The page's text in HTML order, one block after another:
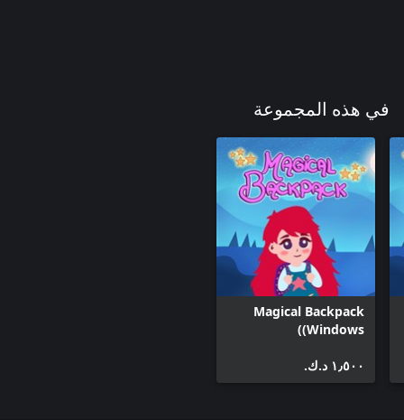
في هذه المجموعة
Magical Backpack
(Windows)
١٫٥٠٠ د.ك.‏